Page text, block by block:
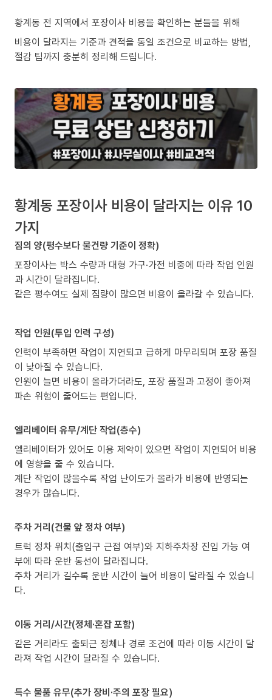
황계동 전 지역에서 포장이사 비용을 확인하는 분들을 위해
비용이 달라지는 기준과 견적을 동일 조건으로 비교하는 방법,
절감 팁까지 충분히 정리해 드립니다.
황계동 포장이사 비용이 달라지는 이유 10
가지
짐의 양(평수보다 물건량 기준이 정확)
포장이사는 박스 수량과 대형 가구·가전 비중에 따라 작업 인원
과 시간이 달라집니다.
같은 평수여도 실제 짐량이 많으면 비용이 올라갈 수 있습니다.
작업 인원(투입 인력 구성)
인력이 부족하면 작업이 지연되고 급하게 마무리되며 포장 품질
이 낮아질 수 있습니다.
인원이 늘면 비용이 올라가더라도, 포장 품질과 고정이 좋아져
파손 위험이 줄어드는 편입니다.
엘리베이터 유무/계단 작업(층수)
엘리베이터가 있어도 이용 제약이 있으면 작업이 지연되어 비용
에 영향을 줄 수 있습니다.
계단 작업이 많을수록 작업 난이도가 올라가 비용에 반영되는
경우가 많습니다.
주차 거리(건물 앞 정차 여부)
트럭 정차 위치(출입구 근접 여부)와 지하주차장 진입 가능 여
부에 따라 운반 동선이 달라집니다.
주차 거리가 길수록 운반 시간이 늘어 비용이 달라질 수 있습니
다.
이동 거리/시간(정체·혼잡 포함)
같은 거리라도 출퇴근 정체나 경로 조건에 따라 이동 시간이 달
라져 작업 시간이 달라질 수 있습니다.
특수 물품 유무(추가 장비·주의 포장 필요)